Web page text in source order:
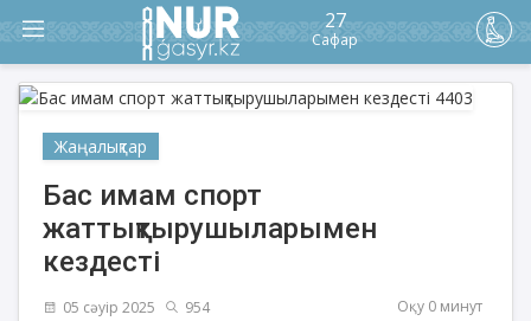
27
Сафар
Жаңалықтар
Бас имам спорт
жаттықтырушыларымен
кездесті
05 сәуір 2025 954 Оқу 0 минут